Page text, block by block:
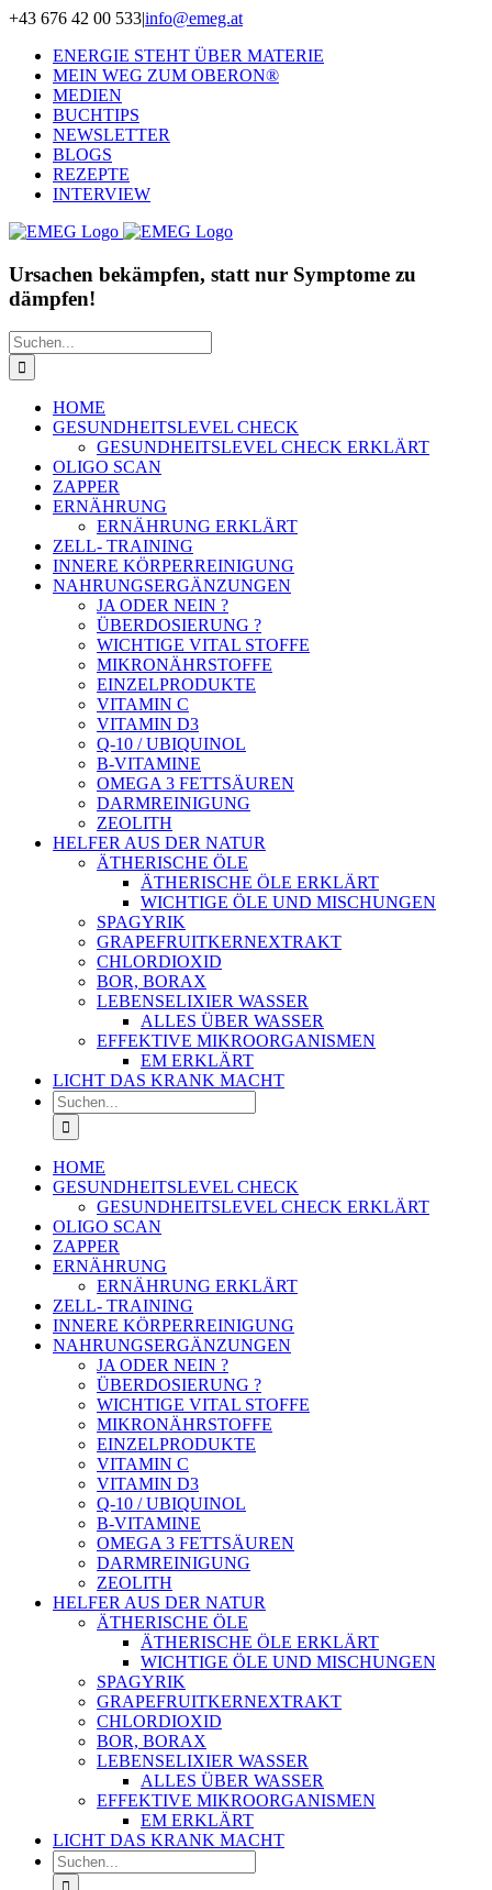
Zum
springen
+43 676 42 00 533|info@emeg.at
ENERGIE STEHT ÜBER MATERIE
MEIN WEG ZUM OBERON®
MEDIEN
BUCHTIPS
NEWSLETTER
BLOGS
REZEPTE
INTERVIEW
Ursachen bekämpfen, statt nur Symptome zu
dämpfen!
Suche
nach:
HOME
GESUNDHEITSLEVEL CHECK
GESUNDHEITSLEVEL CHECK ERKLÄRT
OLIGO SCAN
ZAPPER
ERNÄHRUNG
ERNÄHRUNG ERKLÄRT
ZELL- TRAINING
INNERE KÖRPERREINIGUNG
NAHRUNGSERGÄNZUNGEN
JA ODER NEIN ?
ÜBERDOSIERUNG ?
WICHTIGE VITAL STOFFE
MIKRONÄHRSTOFFE
EINZELPRODUKTE
VITAMIN C
VITAMIN D3
Q-10 / UBIQUINOL
B-VITAMINE
OMEGA 3 FETTSÄUREN
DARMREINIGUNG
ZEOLITH
HELFER AUS DER NATUR
ÄTHERISCHE ÖLE
ÄTHERISCHE ÖLE ERKLÄRT
WICHTIGE ÖLE UND MISCHUNGEN
SPAGYRIK
GRAPEFRUITKERNEXTRAKT
CHLORDIOXID
BOR, BORAX
LEBENSELIXIER WASSER
ALLES ÜBER WASSER
EFFEKTIVE MIKROORGANISMEN
EM ERKLÄRT
LICHT DAS KRANK MACHT
Suche
nach:
HOME
GESUNDHEITSLEVEL CHECK
GESUNDHEITSLEVEL CHECK ERKLÄRT
OLIGO SCAN
ZAPPER
ERNÄHRUNG
ERNÄHRUNG ERKLÄRT
ZELL- TRAINING
INNERE KÖRPERREINIGUNG
NAHRUNGSERGÄNZUNGEN
JA ODER NEIN ?
ÜBERDOSIERUNG ?
WICHTIGE VITAL STOFFE
MIKRONÄHRSTOFFE
EINZELPRODUKTE
VITAMIN C
VITAMIN D3
Q-10 / UBIQUINOL
B-VITAMINE
OMEGA 3 FETTSÄUREN
DARMREINIGUNG
ZEOLITH
HELFER AUS DER NATUR
ÄTHERISCHE ÖLE
ÄTHERISCHE ÖLE ERKLÄRT
WICHTIGE ÖLE UND MISCHUNGEN
SPAGYRIK
GRAPEFRUITKERNEXTRAKT
CHLORDIOXID
BOR, BORAX
LEBENSELIXIER WASSER
ALLES ÜBER WASSER
EFFEKTIVE MIKROORGANISMEN
EM ERKLÄRT
LICHT DAS KRANK MACHT
Suche
nach: